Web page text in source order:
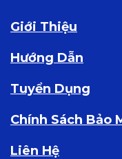
Giới Thiệu
Hướng Dẫn
Tuyển Dụng
Chính Sách Bảo
Liên Hệ